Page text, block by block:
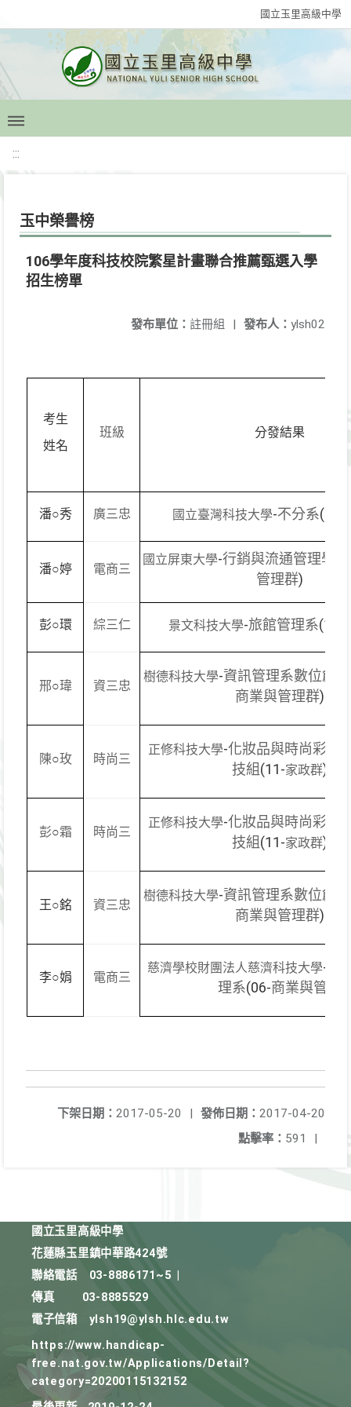
國立玉里高級中學
:::
玉中榮譽榜
106學年度科技校院繁星計畫聯合推薦甄選入學
招生榜單
發布人： ylsh02
發布單位： 註冊組 |
考生
姓名
班級 分發結果
潘○秀 廣三忠 國立臺灣科技大學-不分系(16-
潘○婷 電商三
國立屏東大學-行銷與流通管理學系
管理群)
彭○環 綜三仁 景文科技大學-旅館管理系(12-
邢○瑋 資三忠
樹德科技大學-資訊管理系數位創
商業與管理群)
陳○玫 時尚三
正修科技大學-化妝品與時尚彩妝
技組 (11-家政群)
彭○霜 時尚三
正修科技大學-化妝品與時尚彩妝
技組 (11-家政群)
王○銘 資三忠
樹德科技大學-資訊管理系數位創
商業與管理群)
李○娟 電商三
慈濟學校財團法人慈濟科技大學-
理系(06-商業與管理
發佈日期： 2017-04-20
下架日期： 2017-05-20
|
點擊率： 591 |
國立玉里高級中學
花蓮縣玉里鎮中華路424號
聯絡電話
03-8886171~5
傳真
03-8885529
電子信箱
ylsh19@ylsh.hlc.edu.tw
https://www.handicap-
free.nat.gov.tw/Applications/Detail?
category=20200115132152